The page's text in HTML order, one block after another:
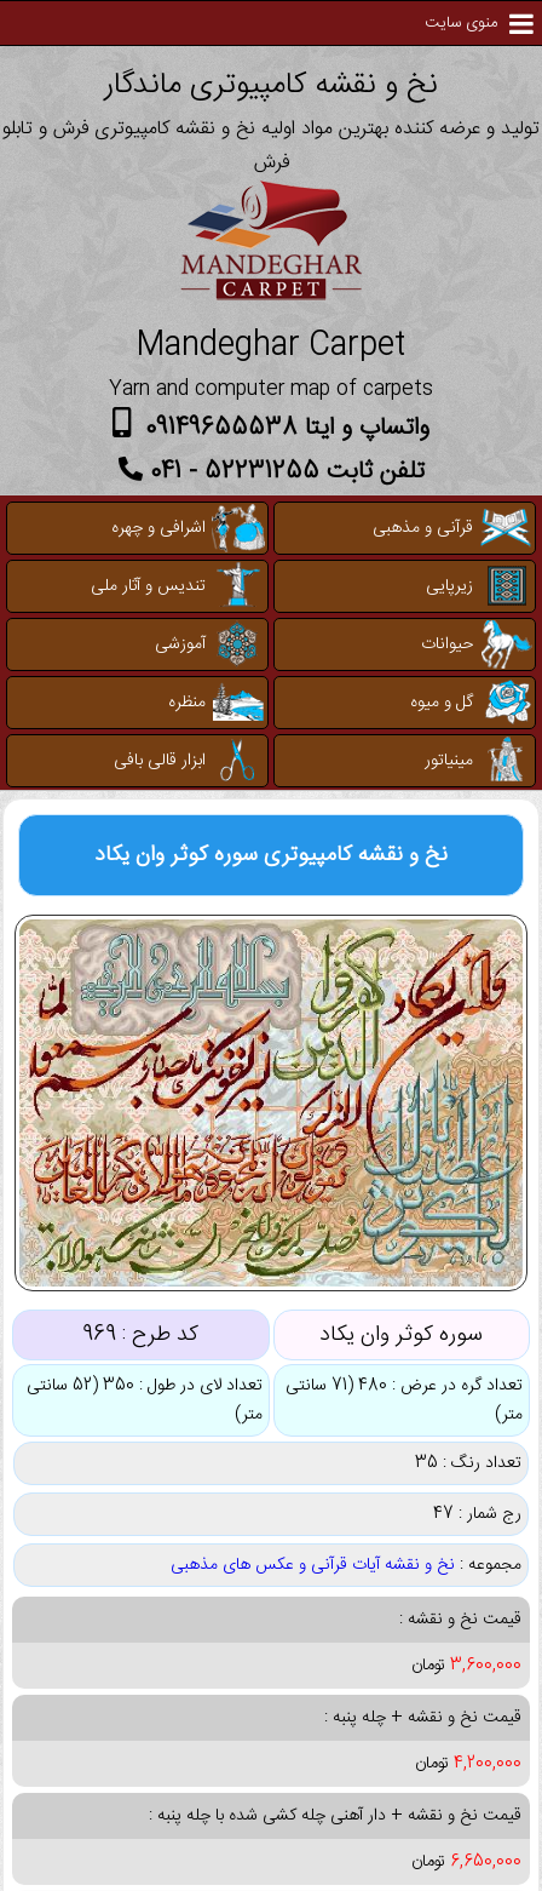
منوی سایت
نخ و نقشه کامپیوتری ماندگار
تولید و عرضه کننده بهترین مواد اولیه نخ و نقشه کامپیوتری فرش و تابلو
فرش
Mandeghar Carpet
Yarn and computer map of carpets
واتساپ و ایتا 09149655538
تلفن ثابت 52231255 - 041
قرآنی و مذهبی
اشرافی و چهره
زیرپایی
تندیس و آثار ملی
حیوانات
آموزشی
گل و میوه
منظره
مینیاتور
ابزار قالی بافی
نخ و نقشه کامپیوتریسوره کوثر وان یکاد
سوره کوثر وان یکاد کد طرح :969
تعداد گره در عرض : 480 (71 سانتی
متر)
تعداد لای در طول : 350 (52 سانتی
متر)
تعداد رنگ : 35
رج شمار : 47
مجموعه : نخ و نقشه آیات قرآنی و عکس های مذهبی
قیمت نخ و نقشه :
3,600,000 تومان
قیمت نخ و نقشه + چله پنبه :
4,200,000 تومان
قیمت نخ و نقشه + دار آهنی چله کشی شده با چله پنبه :
6,650,000 تومان